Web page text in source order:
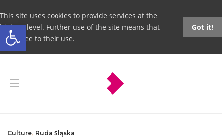
Open toolbar
This site uses cookies to provide services at the
highest level. Further use of the site means that
you agree to their use.
Got it!
Culture, Ruda Śląska